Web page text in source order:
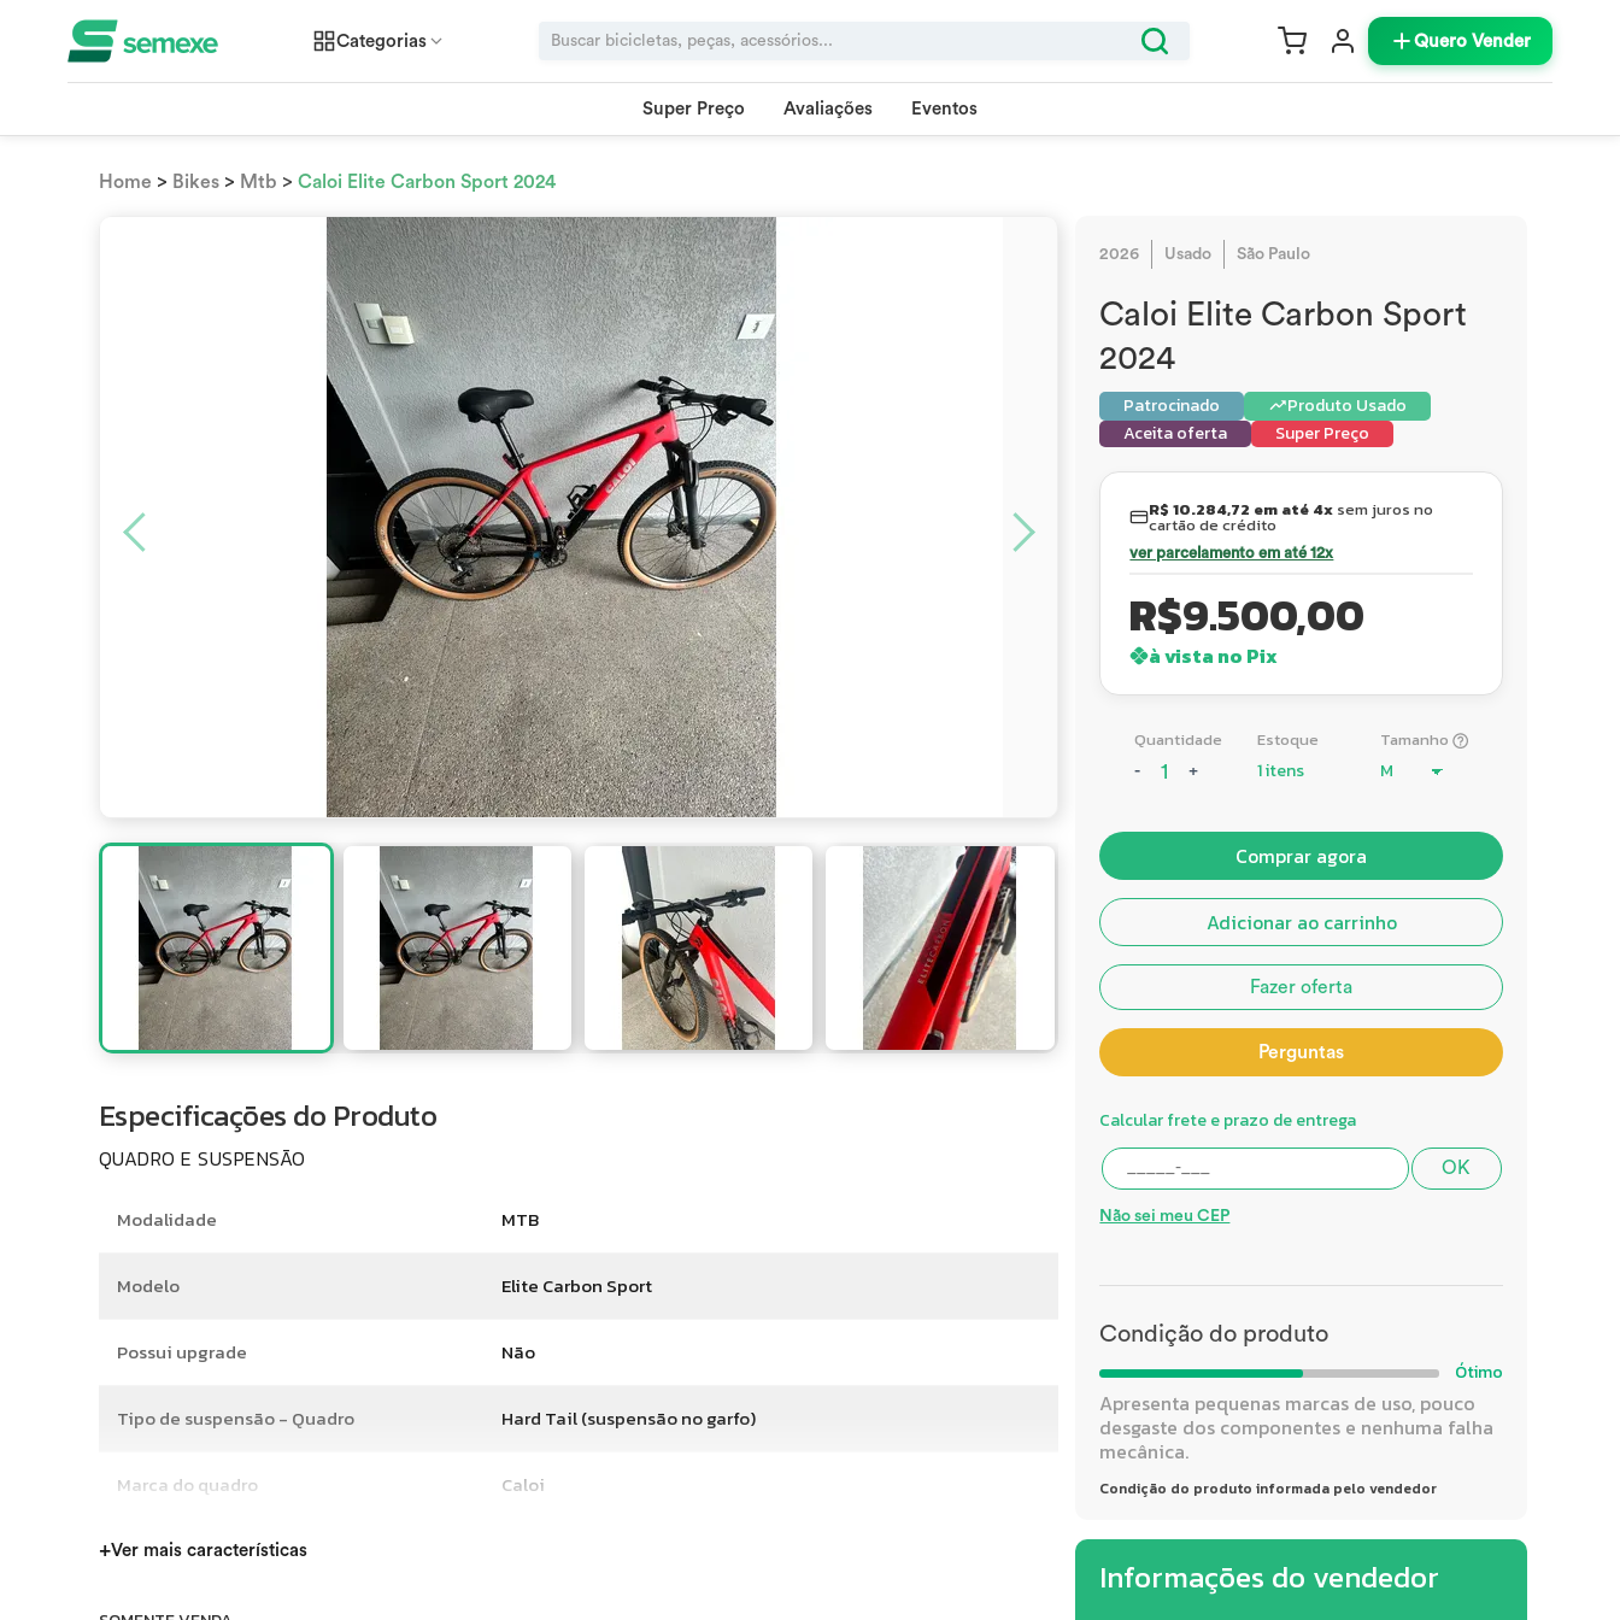
Categorias Quero Vender
Super Preço Avaliações Eventos
Home > Bikes > Mtb >Caloi Elite Carbon Sport 2024
Especificações do Produto
QUADRO E SUSPENSÃO
Modalidade MTB
Modelo Elite Carbon Sport
Possui upgrade Não
Tipo de suspensão - Quadro Hard Tail (suspensão no garfo)
Marca do quadro Caloi
Material do quadro
+Ver mais características
2026 Usado São Paulo
Caloi Elite Carbon Sport
2024
Patrocinado
Produto Usado
Aceita oferta
Super Preço
R$ 10.284,72 em até 4x sem juros no
cartão de crédito
ver parcelamento em até 12x
R$9.500,00
à vista no Pix
Quantidade
- +
Estoque
1 itens
Tamanho
Comprar agora
Adicionar ao carrinho
Fazer oferta
Perguntas
Calcular frete e prazo de entrega
OK
Não sei meu CEP
Condição do produto
Ótimo
Apresenta pequenas marcas de uso, pouco
desgaste dos componentes e nenhuma falha
mecânica.
Condição do produto informada pelo vendedor
Informações do vendedor